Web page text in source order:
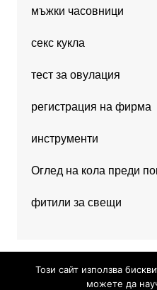
мъжки часовници
секс кукла
тест за овулация
регистрация на фирма
инструменти
Оглед на кола преди
фитили за свещи
Този сайт използва
можете да